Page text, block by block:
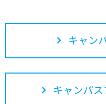
キャン
キャンパ